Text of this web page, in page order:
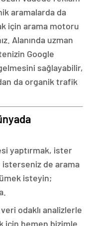
aramalarda da
için arama motoru
Alanında uzman
Google
sağlayabilir,
da organik trafik
yaptırmak, ister
isterseniz de arama
isteyin;
odaklı analizlerle
için hemen bizimle